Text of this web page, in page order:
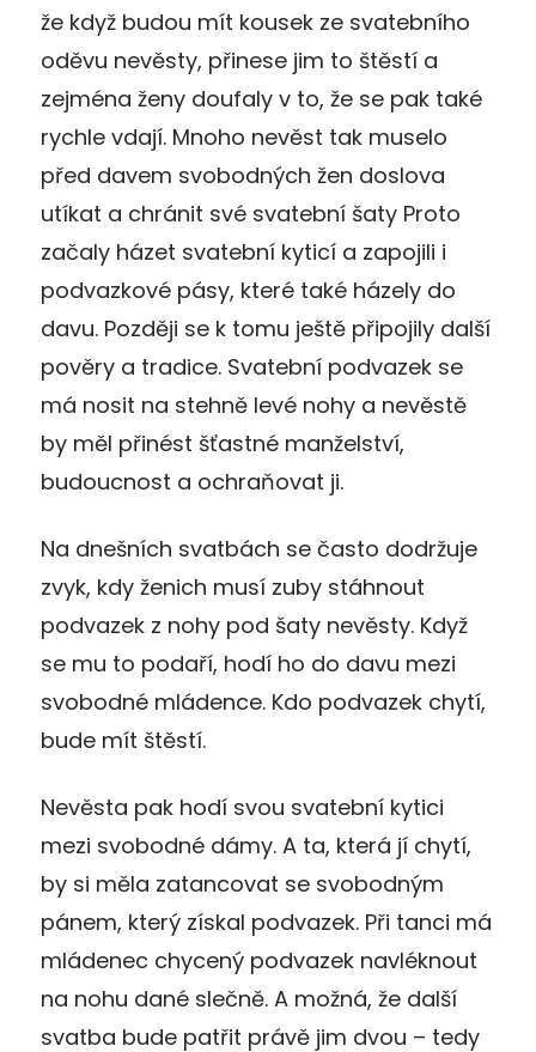
že když budou mít kousek ze svatebního
oděvu nevěsty, přinese jim to štěstí a
zejména ženy doufaly v to, že se pak také
rychle vdají. Mnoho nevěst tak muselo
před davem svobodných žen doslova
utíkat a chránit své svatební šaty Proto
začaly házet svatební kyticí a zapojili i
podvazkové pásy, které také házely do
davu. Později se k tomu ještě připojily další
pověry a tradice. Svatební podvazek se
má nosit na stehně levé nohy a nevěstě
by měl přinést šťastné manželství,
budoucnost a ochraňovat ji.
Na dnešních svatbách se často dodržuje
zvyk, kdy ženich musí zuby stáhnout
podvazek z nohy pod šaty nevěsty. Když
se mu to podaří, hodí ho do davu mezi
svobodné mládence. Kdo podvazek chytí,
bude mít štěstí.
Nevěsta pak hodí svou svatební kytici
mezi svobodné dámy. A ta, která jí chytí,
by si měla zatancovat se svobodným
pánem, který získal podvazek. Při tanci má
mládenec chycený podvazek navléknout
na nohu dané slečně. A možná, že další
svatba bude patřit právě jim dvou – tedy